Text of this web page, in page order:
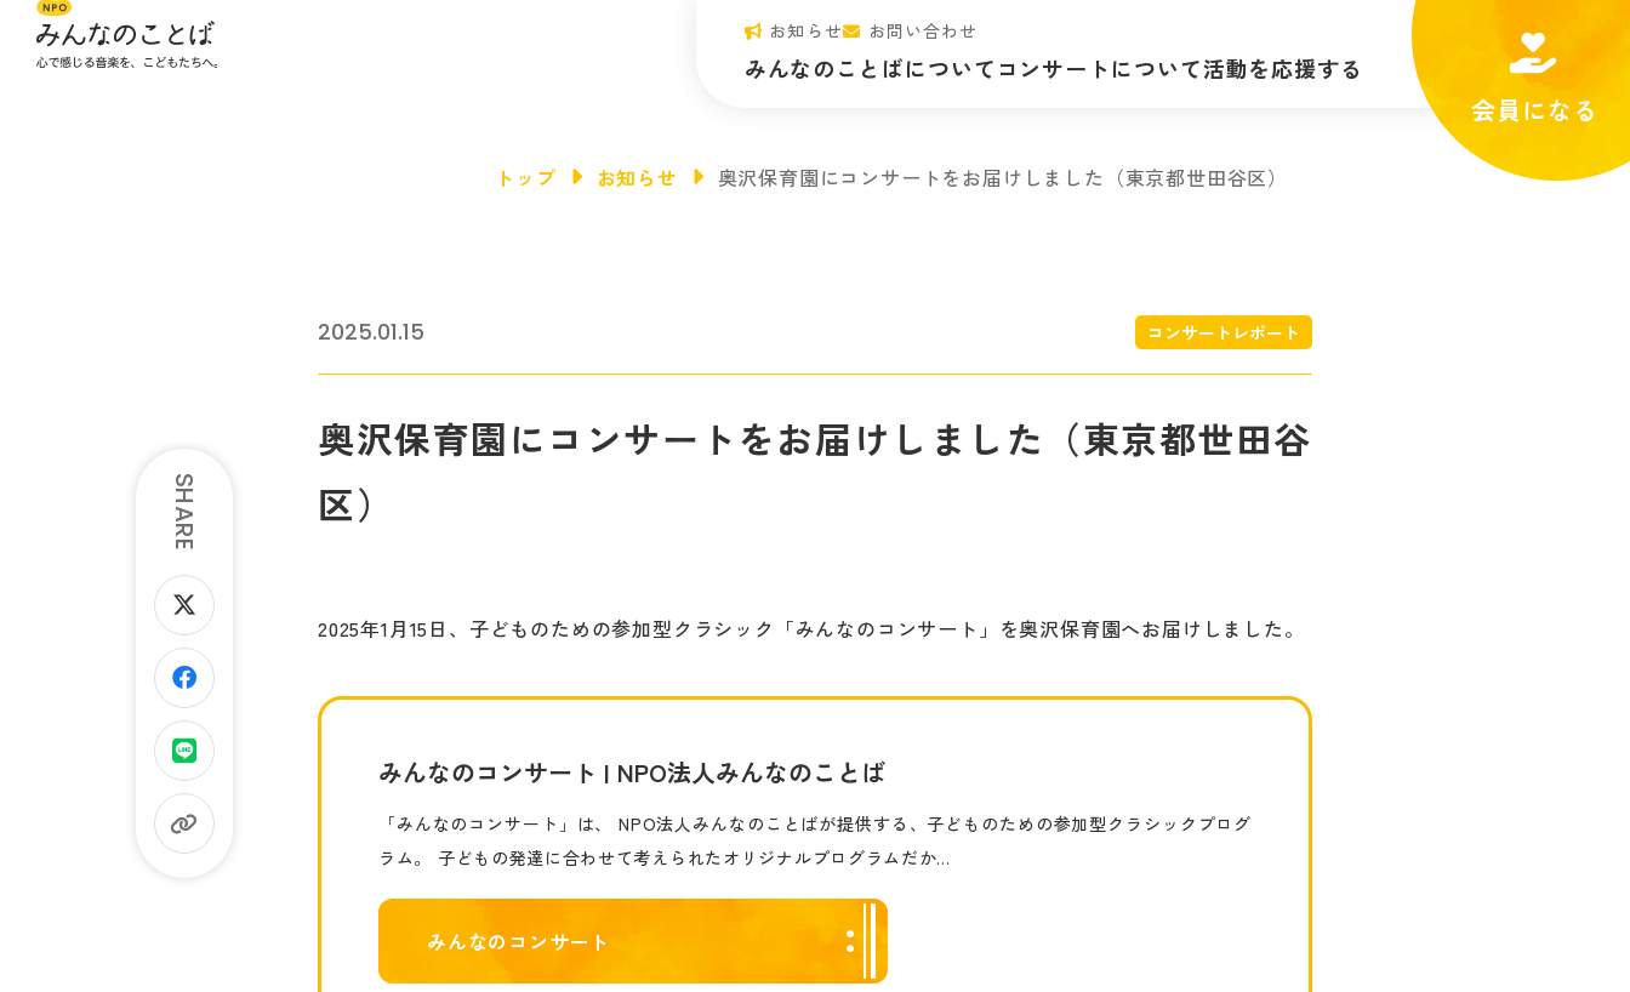
お知らせ お問い合わせ
みんなのことばについて
ビジョン・ミッション
コンサートについて
みんなのコンサート
コンサートレポート
活動を応援する
個人でできること
会員になる
トップ お知らせ 奥沢保育園にコンサートをお届けしました（東京都世田谷区）
SHARE
2025.01.15 コンサートレポート
奥沢保育園にコンサートをお届けしました（東京都世田谷
区）
2025年1月15日、子どものための参加型クラシック「みんなのコンサート」を奥沢保育園へお届けしました。
みんなのコンサート | NPO法人みんなのことば
「みんなのコンサート」は、 NPO法人みんなのことばが提供する、子どものための参加型クラシックプログ
ラム。 子どもの発達に合わせて考えられたオリジナルプログラムだか…
みんなのコンサート